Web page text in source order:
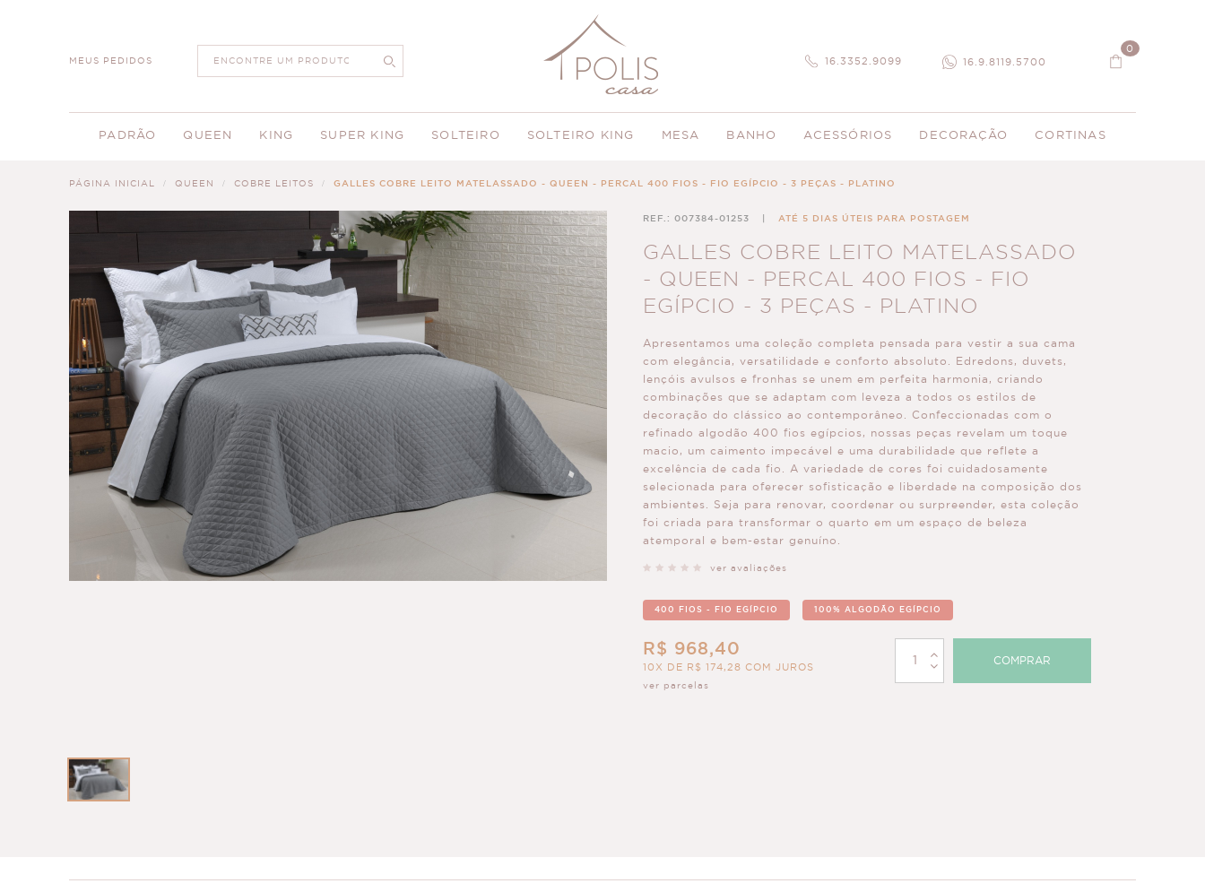
MEUS PEDIDOS 16.3352.9099 16.9.8119.5700
0
PADRÃO QUEEN KING SUPER KING SOLTEIRO SOLTEIRO KING MESA BANHO ACESSÓRIOS DECORAÇÃO CORTINAS
PÁGINA INICIAL QUEEN COBRE LEITOS GALLES COBRE LEITO MATELASSADO - QUEEN - PERCAL 400 FIOS - FIO EGÍPCIO - 3 PEÇAS - PLATINO
REF.: 007384-01253 ATÉ 5 DIAS ÚTEIS PARA POSTAGEM
GALLES COBRE LEITO MATELASSADO
- QUEEN - PERCAL 400 FIOS - FIO
EGÍPCIO - 3 PEÇAS - PLATINO
Apresentamos uma coleção completa pensada para vestir a sua cama
com elegância, versatilidade e conforto absoluto. Edredons, duvets,
lençóis avulsos e fronhas se unem em perfeita harmonia, criando
combinações que se adaptam com leveza a todos os estilos de
decoração do clássico ao contemporâneo. Confeccionadas com o
refinado algodão 400 fios egípcios, nossas peças revelam um toque
macio, um caimento impecável e uma durabilidade que reflete a
excelência de cada fio. A variedade de cores foi cuidadosamente
selecionada para oferecer sofisticação e liberdade na composição dos
ambientes. Seja para renovar, coordenar ou surpreender, esta coleção
foi criada para transformar o quarto em um espaço de beleza
atemporal e bem-estar genuíno.
ver avaliações
400 FIOS - FIO EGÍPCIO 100% ALGODÃO EGÍPCIO
R$ 968,40
10X DE R$ 174,28 COM JUROS
ver parcelas
COMPRAR